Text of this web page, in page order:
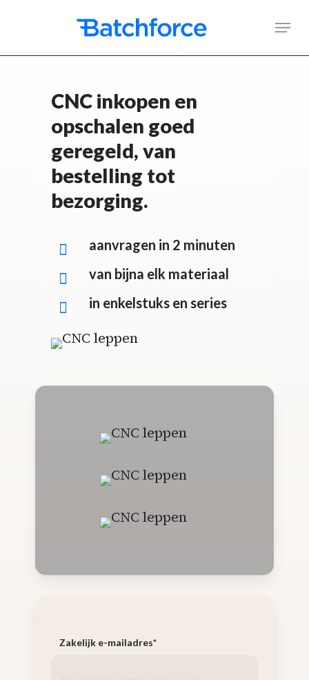
main
Menu
CNC inkopen en
opschalen goed
geregeld, van
bestelling tot
bezorging.
aanvragen in 2 minuten
van bijna elk materiaal
in enkelstuks en series
Zakelijk e-mailadres*